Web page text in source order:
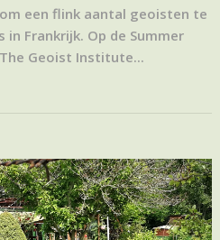
een flink aantal geoisten te
Frankrijk. Op de Summer
Geoist Institute...